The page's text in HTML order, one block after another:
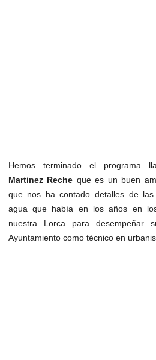
Hemos terminado el programa
Martinez Reche que es un buen
que nos ha contado detalles de las
agua que había en los años en
nuestra Lorca para desempeñar
Ayuntamiento como técnico en